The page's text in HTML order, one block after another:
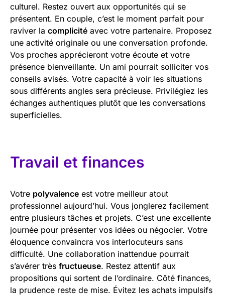
culturel. Restez ouvert aux opportunités qui se
présentent. En couple, c’est le moment parfait pour
raviver la complicité avec votre partenaire. Proposez
une activité originale ou une conversation profonde.
Vos proches apprécieront votre écoute et votre
présence bienveillante. Un ami pourrait solliciter vos
conseils avisés. Votre capacité à voir les situations
sous différents angles sera précieuse. Privilégiez les
échanges authentiques plutôt que les conversations
superficielles.
Travail et finances
Votre polyvalence est votre meilleur atout
professionnel aujourd’hui. Vous jonglerez facilement
entre plusieurs tâches et projets. C’est une excellente
journée pour présenter vos idées ou négocier. Votre
éloquence convaincra vos interlocuteurs sans
difficulté. Une collaboration inattendue pourrait
s’avérer très fructueuse. Restez attentif aux
propositions qui sortent de l’ordinaire. Côté finances,
la prudence reste de mise. Évitez les achats impulsifs